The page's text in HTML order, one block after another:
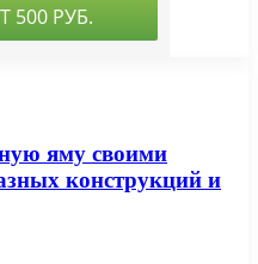
яму своими
конструкций и